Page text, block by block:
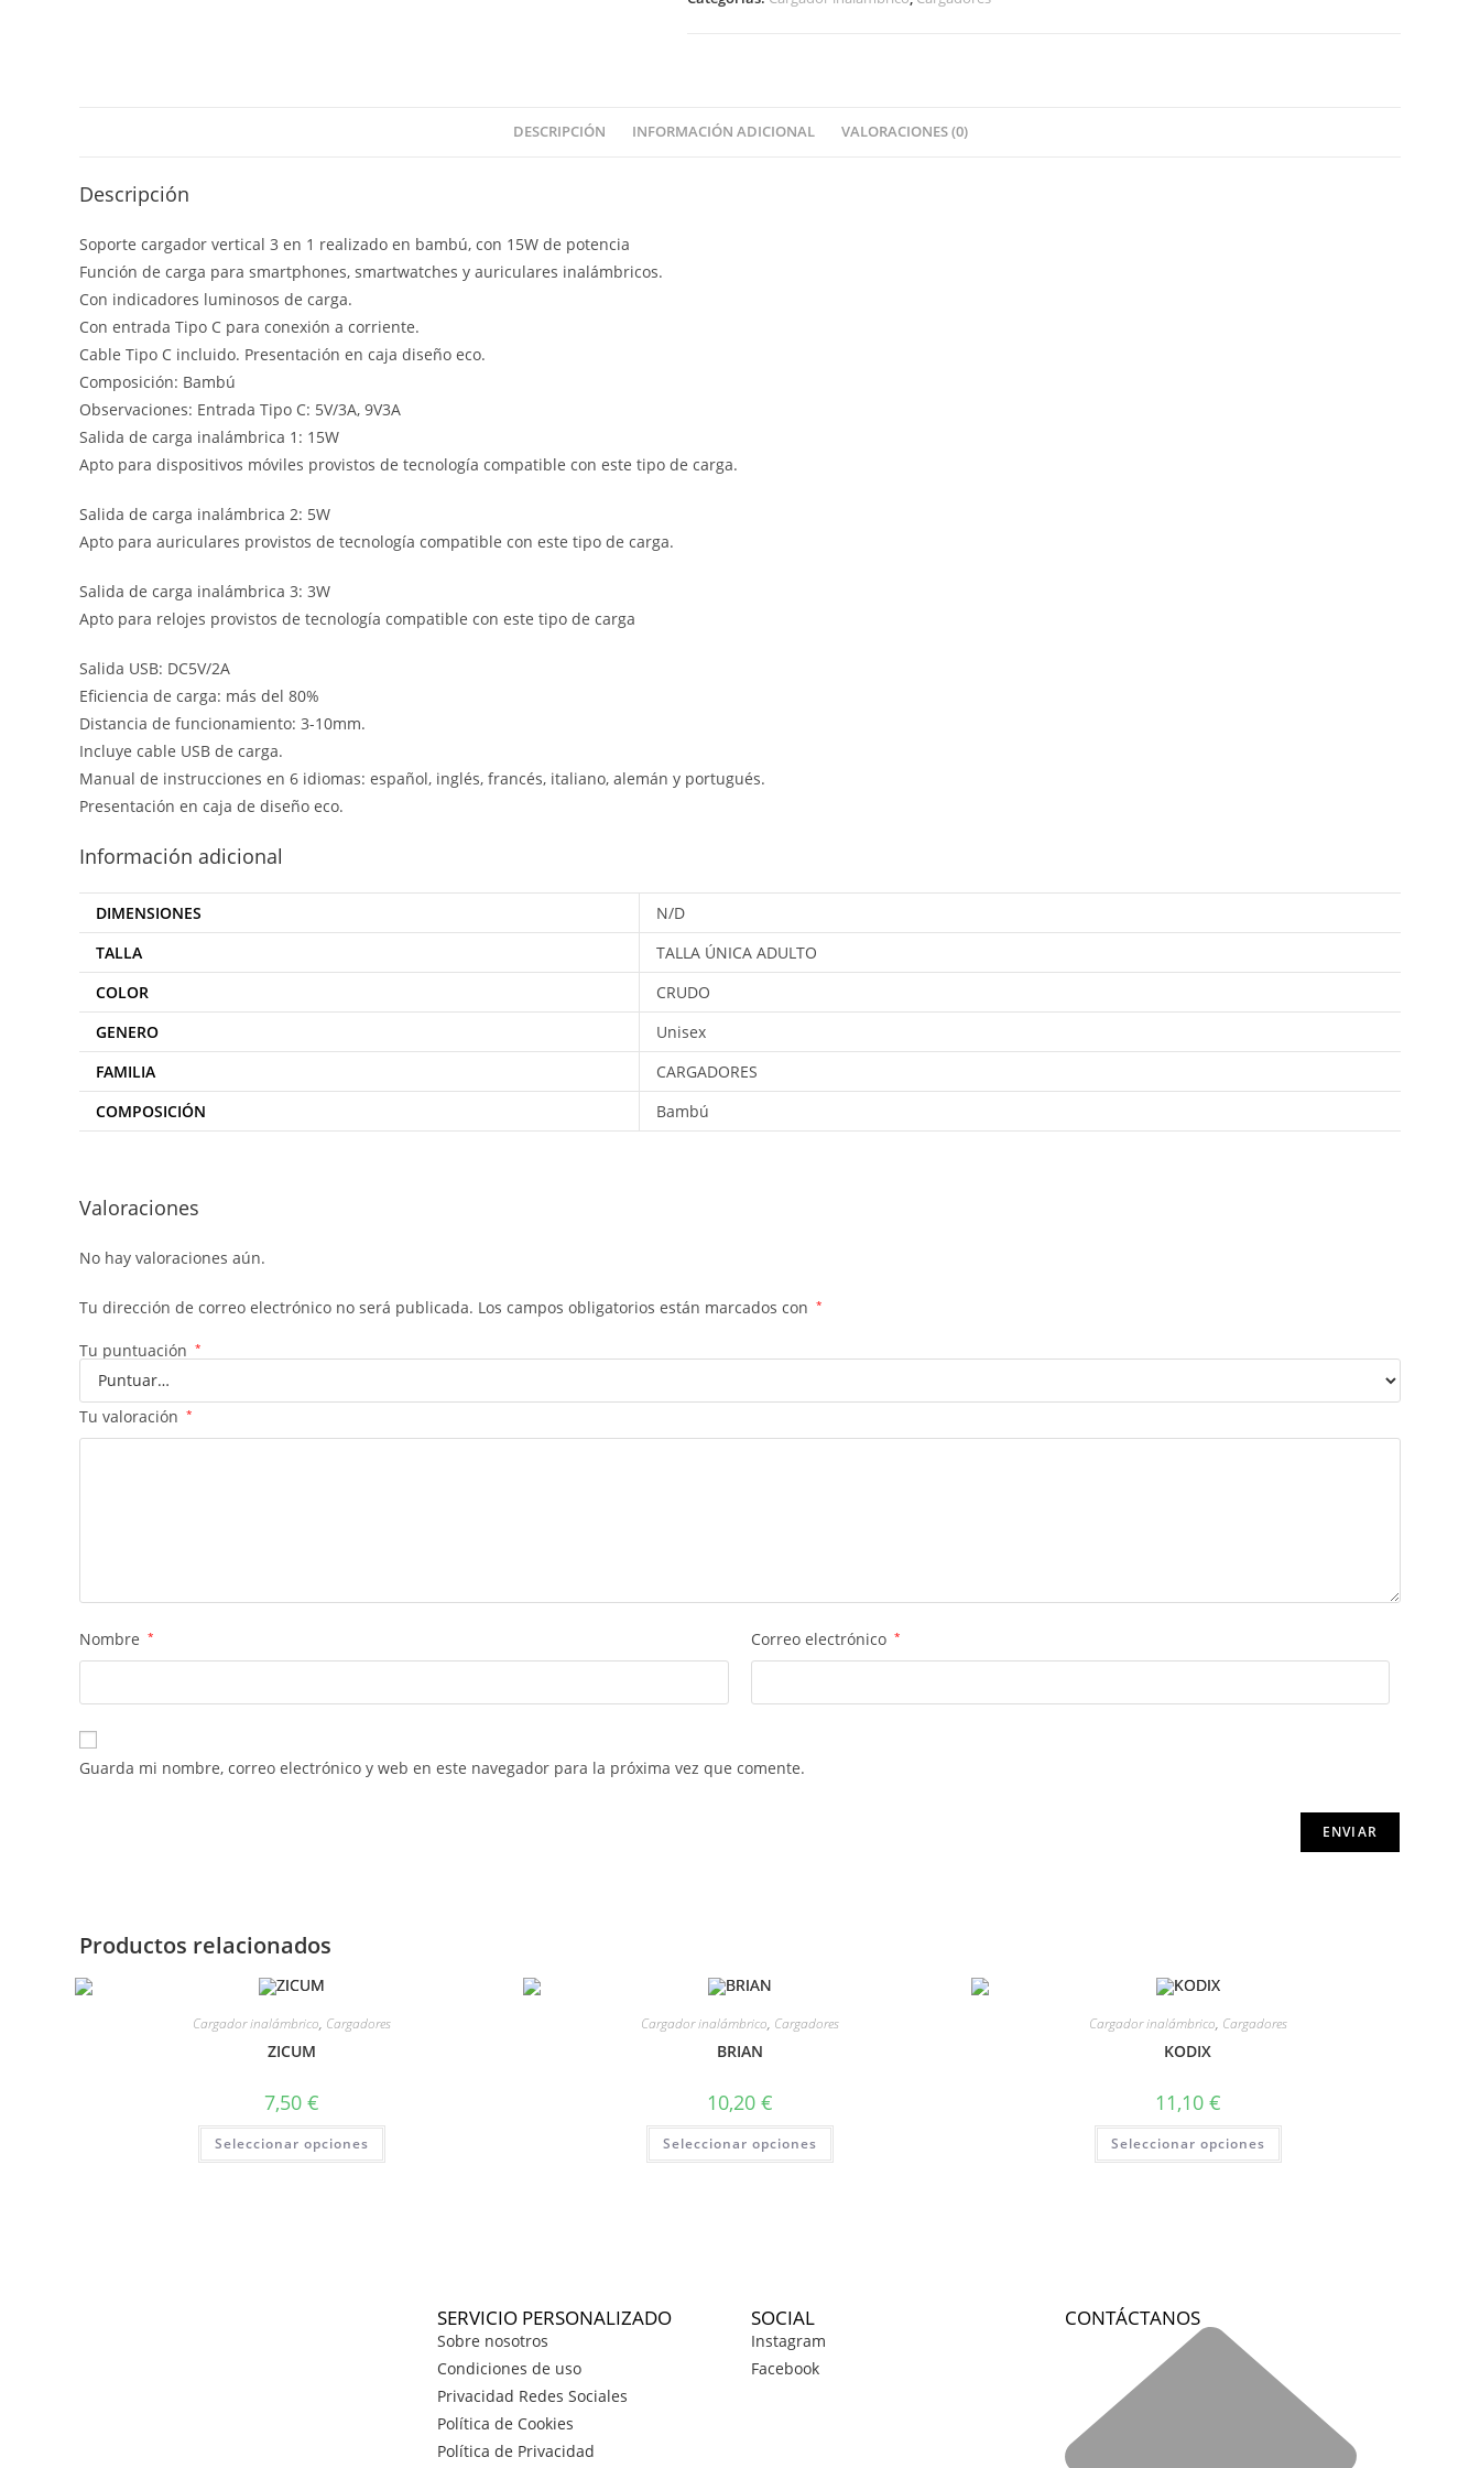
DESCRIPCIÓN INFORMACIÓN ADICIONAL VALORACIONES (0)
Descripción
Soporte cargador vertical 3 en 1 realizado en bambú, con 15W de potencia
Función de carga para smartphones, smartwatches y auriculares inalámbricos.
Con indicadores luminosos de carga.
Con entrada Tipo C para conexión a corriente.
Cable Tipo C incluido. Presentación en caja diseño eco.
Composición: Bambú
Observaciones: Entrada Tipo C: 5V/3A, 9V3A
Salida de carga inalámbrica 1: 15W
Apto para dispositivos móviles provistos de tecnología compatible con este tipo de carga.
Salida de carga inalámbrica 2: 5W
Apto para auriculares provistos de tecnología compatible con este tipo de carga.
Salida de carga inalámbrica 3: 3W
Apto para relojes provistos de tecnología compatible con este tipo de carga
Salida USB: DC5V/2A
Eficiencia de carga: más del 80%
Distancia de funcionamiento: 3-10mm.
Incluye cable USB de carga.
Manual de instrucciones en 6 idiomas: español, inglés, francés, italiano, alemán y portugués.
Presentación en caja de diseño eco.
Información adicional
DIMENSIONES
N/D
TALLA
TALLA ÚNICA ADULTO
COLOR
CRUDO
GENERO
Unisex
FAMILIA
CARGADORES
COMPOSICIÓN
Bambú
Valoraciones
No hay valoraciones aún.
Tu dirección de correo electrónico no será publicada. Los campos obligatorios están marcados con *
Tu puntuación *
Tu valoración *
Nombre * Correo electrónico *
Guarda mi nombre, correo electrónico y web en este navegador para la próxima vez que comente.
Productos relacionados
Cargador inalámbrico, Cargadores
ZICUM
7,50€
Seleccionar opciones
Cargador inalámbrico, Cargadores
BRIAN
10,20 €
Seleccionar opciones
Cargador inalámbrico, Cargadores
KODIX
11,10 €
Seleccionar opciones
SERVICIO PERSONALIZADO
Sobre nosotros
Condiciones de uso
Privacidad Redes Sociales
Política de Cookies
Política de Privacidad
SOCIAL
Instagram
Facebook
CONTÁCTANOS